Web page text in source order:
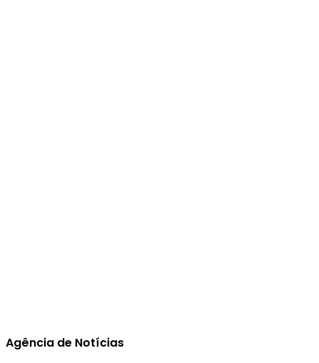
Agência de Notícias